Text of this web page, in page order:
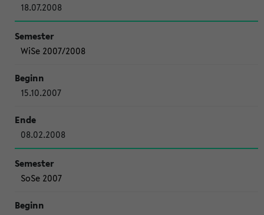
18.07.2008
WiSe 2007/2008
15.10.2007
08.02.2008
SoSe 2007